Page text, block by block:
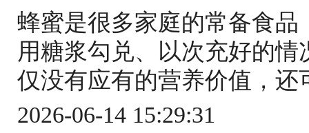
蜂蜜是很多家庭的常备食
用糖浆勾兑、以次充好的
仅没有应有的营养价值，
2026-06-14 15:29:31